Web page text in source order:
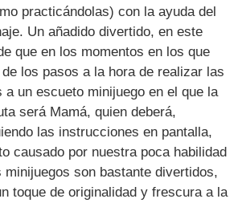
practicándolas) con la ayuda del
Un añadido divertido, en este
que en los momentos en los que
los pasos a la hora de realizar las
a un escueto minijuego en el que la
será Mamá, quien deberá,
las instrucciones en pantalla,
causado por nuestra poca habilidad
son bastante divertidos,
toque de originalidad y frescura a la